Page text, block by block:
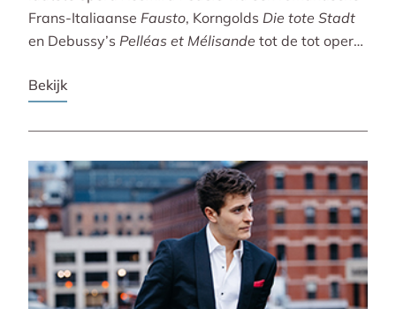
Frans-Italiaanse Fausto, Korngolds Die tote Stadt
en Debussy’s Pelléas et Mélisande tot de tot opera
Vivaldi wordt gebracht door de Accademia
opera’s tekenen het Radio Filharmonisch Orkest en
Bekijk